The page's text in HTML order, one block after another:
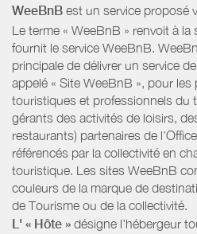
WeeBnB est un service proposé
Le terme « WeeBnB » renvoit à la
fournit le service WeeBnB.
principale de délivrer un service
appelé « Site WeeBnB », pour
touristiques et professionnels du
gérants des activités de loisirs,
restaurants) partenaires de
référencés par la collectivité en
touristique. Les sites WeeBnB
couleurs de la marque de
de Tourisme ou de la collectivité.
L' « Hôte » désigne l'hébergeur